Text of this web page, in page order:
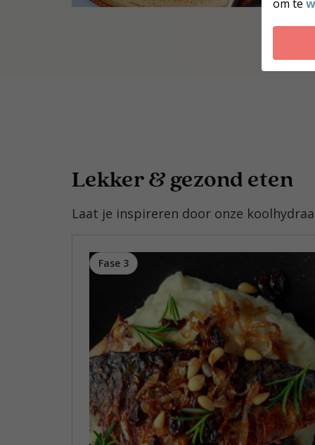
om te
Lekker & gezond eten
Laat je inspireren door onze
Fase 3